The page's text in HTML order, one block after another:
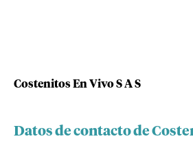
Costenitos En Vivo S A S
Datos de contacto de